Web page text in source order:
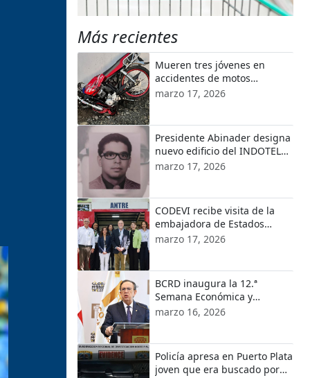
Más recientes
Mueren tres jóvenes en
accidentes de motos
ocurridos en localidades de
marzo 17, 2026
Presidente Abinader designa
nuevo edificio del INDOTEL
con el nombre de Orlando
marzo 17, 2026
CODEVI recibe visita de la
embajadora de Estados
Unidos en República
marzo 17, 2026
BCRD inaugura la 12.ª
Semana Económica y
Financiera 2026
marzo 16, 2026
Policía apresa en Puerto Plata
joven que era buscado por